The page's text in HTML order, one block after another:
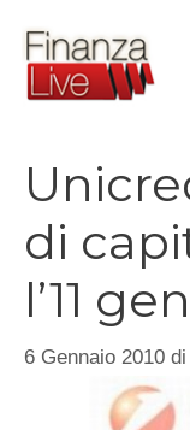
contenuto
di
l’11
6 Gennaio 2010 di